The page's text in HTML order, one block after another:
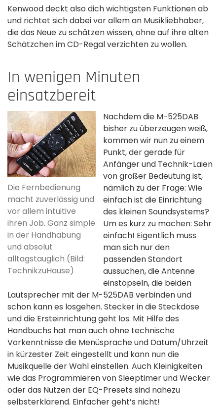
Kenwood deckt also dich wichtigsten Funktionen ab
und richtet sich dabei vor allem an Musikliebhaber,
die das Neue zu schätzen wissen, ohne auf ihre alten
Schätzchen im CD-Regal verzichten zu wollen.
In wenigen Minuten
einsatzbereit
Die Fernbedienung
macht zuverlässig und
vor allem intuitive
ihren Job. Ganz simple
in der Handhabung
und absolut
alltagstauglich (Bild:
TechnikzuHause)
Nachdem die M-525DAB
bisher zu überzeugen weiß,
kommen wir nun zu einem
Punkt, der gerade für
Anfänger und Technik-Laien
von großer Bedeutung ist,
nämlich zu der Frage: Wie
einfach ist die Einrichtung
des kleinen Soundsystems?
Um es kurz zu machen: Sehr
einfach! Eigentlich muss
man sich nur den
passenden Standort
aussuchen, die Antenne
einstöpseln, die beiden
Lautsprecher mit der M-525DAB verbinden und
schon kann es losgehen. Stecker in die Steckdose
und die Ersteinrichtung geht los. Mit Hilfe des
Handbuchs hat man auch ohne technische
Vorkenntnisse die Menüsprache und Datum/Uhrzeit
in kürzester Zeit eingestellt und kann nun die
Musikquelle der Wahl einstellen. Auch Kleinigkeiten
wie das Programmieren von Sleeptimer und Wecker
oder das Nutzen der EQ-Presets sind nahezu
selbsterklärend. Einfacher geht’s nicht!